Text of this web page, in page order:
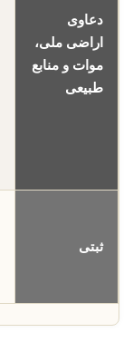
دعاوی
اراضی ملی،
موات و منابع
طبیعی
ثبتی